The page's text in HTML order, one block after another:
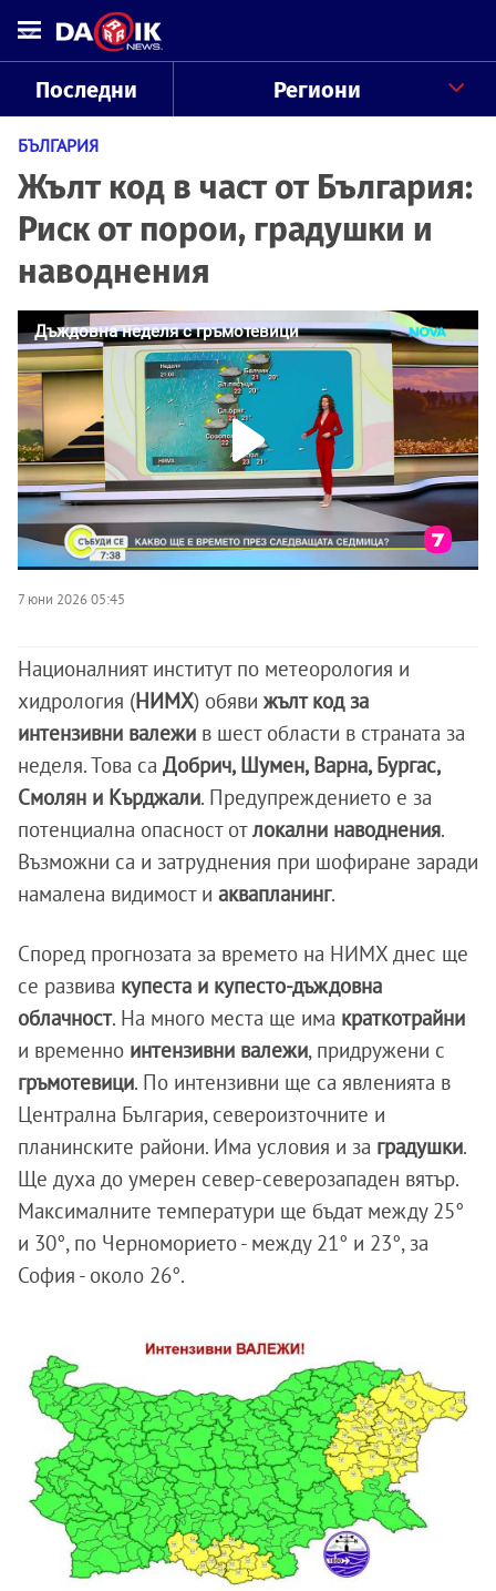
Последни Региони
БЪЛГАРИЯ
Жълт код в част от България:
Риск от порои, градушки и
наводнения
7 юни 2026 05:45
Националният институт по метеорология и
хидрология (НИМХ) обяви жълт код за
интензивни валежи в шест области в страната за
неделя. Това са Добрич, Шумен, Варна, Бургас,
Смолян и Кърджали. Предупреждението е за
потенциална опасност отлокални наводнения.
Възможни са и затруднения при шофиране заради
намалена видимост и аквапланинг.
Според прогнозата за времето на НИМХ днес ще
се развива купеста и купесто-дъждовна
облачност. На много места ще има краткотрайни
и временно интензивни валежи, придружени с
гръмотевици. По интензивни ще са явленията в
Централна България, североизточните и
планинските райони. Има условия и за градушки.
Ще духа до умерен север-северозападен вятър.
Максималните температури ще бъдат между 25°
и 30°, по Черноморието - между 21° и 23°, за
София - около 26°.